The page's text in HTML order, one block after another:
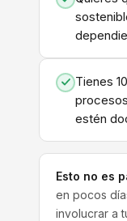
Tienes
estén
Esto no es
en pocos
involucrar a